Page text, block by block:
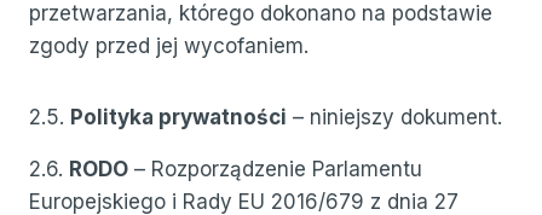
przetwarzania, którego dokonano na podstawie
zgody przed jej wycofaniem.
2.5. Polityka prywatności – niniejszy dokument.
2.6. RODO – Rozporządzenie Parlamentu
Europejskiego i Rady EU 2016/679 z dnia 27